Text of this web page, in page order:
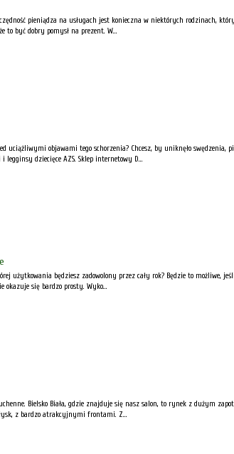
pieniądza na usługach jest konieczna w niektórych rodzinach,
to być dobry pomysł na prezent. W...
uciążliwymi objawami tego schorzenia? Chcesz, by uniknęło
dziecięce AZS. Sklep internetowy D...
użytkowania będziesz zadowolony przez cały rok? Będzie to możliwe,
okazuje się bardzo prosty. Wyko...
Bielsko Biała, gdzie znajduje się nasz salon, to rynek z dużym
z bardzo atrakcyjnymi frontami. Z...